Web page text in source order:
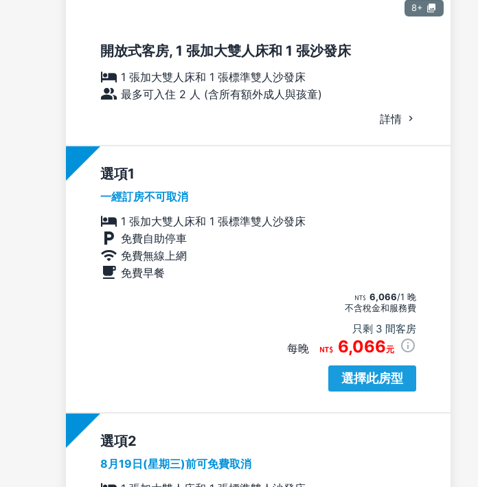
8+
開放式客房, 1 張加大雙人床和 1 張沙發床
1 張加大雙人床和 1 張標準雙人沙發床
最多可入住 2 人 (含所有額外成人與孩童)
詳情
選項
一經訂房不可取消
1 張加大雙人床和 1 張標準雙人沙發床
免費自助停車
免費無線上網
免費早餐
6,066/1 晚
不含稅金和服務費
只剩 3 間客房
每晚 6,066元
選擇此房型
選項
8月19日(星期三)前可免費取消